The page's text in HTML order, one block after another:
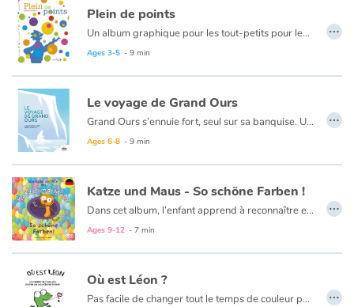
Plein de points
Un album graphique pour les tout-petits pour leur apprendre à repérer la forme ronde dans le monde qui les entoure.
Ages 3-5 - 9 min
…
Le voyage de Grand Ours
Grand Ours s’ennuie fort, seul sur sa banquise. Un jour, sa canne à pêche à la main, il voit passer un gros morceau de glace sur lequel est posée une petite chose toute colorée. Jamais ici il n’a rien vu de pareil ! Ici, tout est blanc. D’où peut bien venir cette chose étrange ? Et hop ! Ni une, ni deux, Grand Ours saute sur le bout de glace et part à la dérive avec la petite chose rouge, verte et bleue. C’est le début d’une grande aventure à la rencontre de nouveaux amis, à la découverte de paysages merveilleux et lointains.
Ages 6-8 - 9 min
…
Katze und Maus - So schöne Farben !
Dans cet album, l’enfant apprend à reconnaître et dire de quelle couleur sont les jolis ballons multicolores avec lesquels jouent Katze und Maus…
Ages 9-12 - 7 min
…
Où est Léon ?
Pas facile de changer tout le temps de couleur pour se camoufler. Rouge, vert, bleu, Léon le caméléon voudrait simplement un gâteau au chocolat, mais comment faire quand on est de la même couleur que la boulangerie et que personne ne vous voit... …